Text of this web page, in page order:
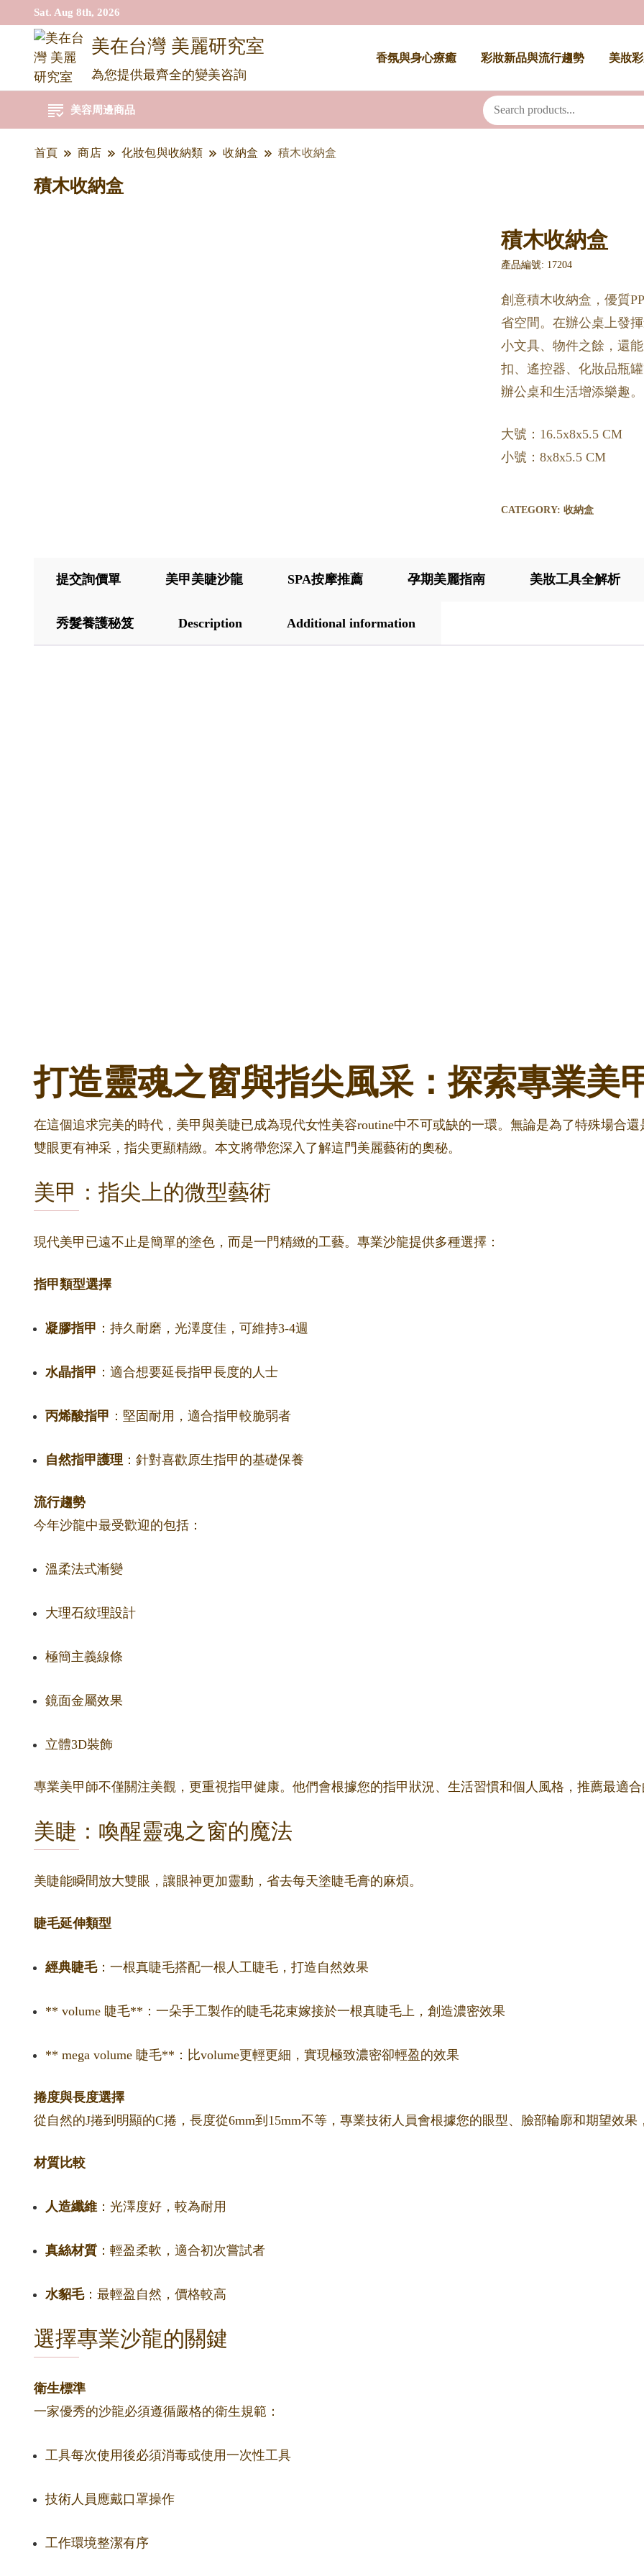
Sat. Aug 8th, 2026
美在台灣 美麗研究室
為您提供最齊全的變美咨詢
香氛與身心療癒 彩妝新品與流行趨勢 美妝
美容周邊商品
首頁 商店 化妝包與收納類 收納盒 積木收納盒
積木收納盒
積木收納盒
產品編號: 17204
創意積木收納盒，優質
省空間。在辦公桌上發
小文具、物件之餘，還
扣、遙控器、化妝品瓶
辦公桌和生活增添樂趣。
大號：16.5x8x5.5 CM
小號：8x8x5.5 CM
CATEGORY: 收納盒
提交詢價單 美甲美睫沙龍 SPA按摩推薦 孕期美麗指南 美妝工具全解析
秀髮養護秘笈 Description Additional information
打造靈魂之窗與指尖風采：探索專業美
在這個追求完美的時代，美甲與美睫已成為現代女性美容routine中不可或缺的一環。無論是為了特殊場合
雙眼更有神采，指尖更顯精緻。本文將帶您深入了解這門美麗藝術的奧秘。
美甲：指尖上的微型藝術
現代美甲已遠不止是簡單的塗色，而是一門精緻的工藝。專業沙龍提供多種選擇：
指甲類型選擇
凝膠指甲 ：持久耐磨，光澤度佳，可維持3-4週
水晶指甲 ：適合想要延長指甲長度的人士
丙烯酸指甲 ：堅固耐用，適合指甲較脆弱者
自然指甲護理 ：針對喜歡原生指甲的基礎保養
流行趨勢
今年沙龍中最受歡迎的包括：
溫柔法式漸變
大理石紋理設計
極簡主義線條
鏡面金屬效果
立體3D裝飾
專業美甲師不僅關注美觀，更重視指甲健康。他們會根據您的指甲狀況、生活習慣和個人風格，推薦最適合
美睫：喚醒靈魂之窗的魔法
美睫能瞬間放大雙眼，讓眼神更加靈動，省去每天塗睫毛膏的麻煩。
睫毛延伸類型
經典睫毛：一根真睫毛搭配一根人工睫毛，打造自然效果
** volume 睫毛**：一朵手工製作的睫毛花束嫁接於一根真睫毛上，創造濃密效果
** mega volume 睫毛**：比volume更輕更細，實現極致濃密卻輕盈的效果
捲度與長度選擇
從自然的J捲到明顯的C捲，長度從6mm到15mm不等，專業技術人員會根據您的眼型、臉部輪廓和期望效果
材質比較
人造纖維 ：光澤度好，較為耐用
真絲材質 ：輕盈柔軟，適合初次嘗試者
水貂毛：最輕盈自然，價格較高
選擇專業沙龍的關鍵
衛生標準
一家優秀的沙龍必須遵循嚴格的衛生規範：
工具每次使用後必須消毒或使用一次性工具
技術人員應戴口罩操作
工作環境整潔有序